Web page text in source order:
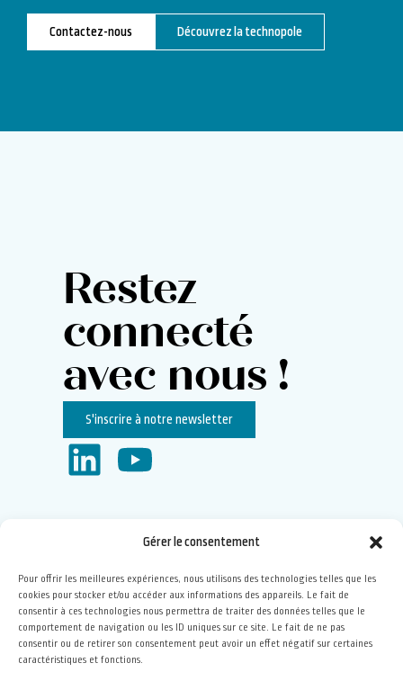
Gérer le consentement
Pour offrir les meilleures expériences, nous utilisons des technologies telles que les
cookies pour stocker et/ou accéder aux informations des appareils. Le fait de
consentir à ces technologies nous permettra de traiter des données telles que le
comportement de navigation ou les ID uniques sur ce site. Le fait de ne pas
consentir ou de retirer son consentement peut avoir un effet négatif sur certaines
caractéristiques et fonctions.
Contactez-nous Découvrez la technopole
Restez
connecté
avec nous !
S'inscrire à notre newsletter
Financée par